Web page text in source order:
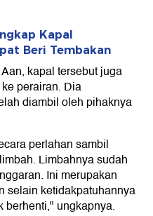
Kapal
Beri Tembakan
kapal tersebut juga
perairan. Dia
diambil oleh pihaknya
perlahan sambil
Limbahnya sudah
Ini merupakan
selain ketidakpatuhannya
berhenti," ungkapnya.